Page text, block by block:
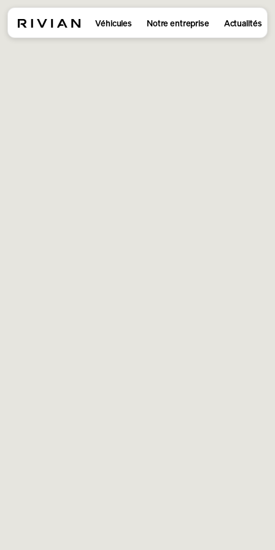
Véhicules Notre entreprise Actualités